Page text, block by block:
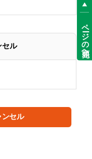
セル
ンセル
ページの先頭へ